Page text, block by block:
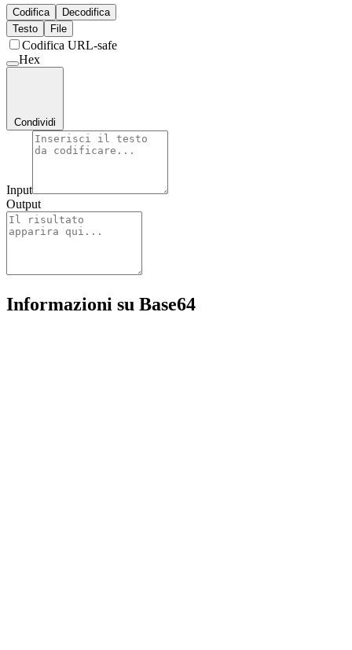
Codifica
Decodifica
Testo
File
Codifica URL-safe
Hex
Condividi
Input
Output
Informazioni su Base64